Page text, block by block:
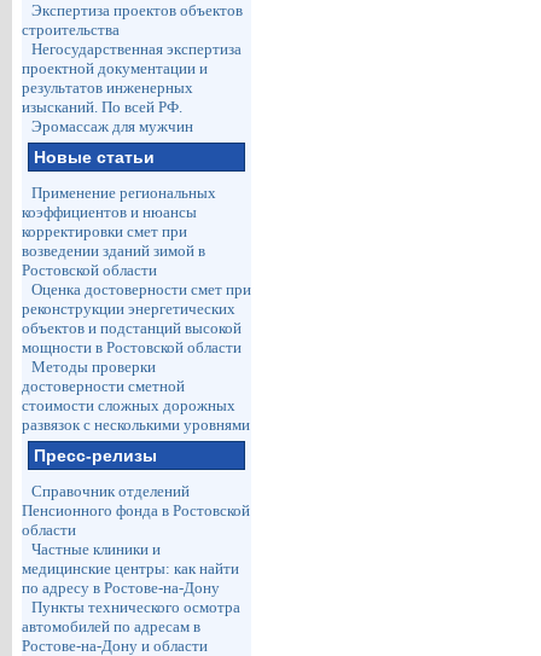
Экспертиза проектов объектов
строительства
Негосударственная экспертиза
проектной документации и
результатов инженерных
изысканий. По всей РФ.
Эромассаж для мужчин
Новые статьи
Применение региональных
коэффициентов и нюансы
корректировки смет при
возведении зданий зимой в
Ростовской области
Оценка достоверности смет при
реконструкции энергетических
объектов и подстанций высокой
мощности в Ростовской области
Методы проверки
достоверности сметной
стоимости сложных дорожных
развязок с несколькими уровнями
Пресс-релизы
Справочник отделений
Пенсионного фонда в Ростовской
области
Частные клиники и
медицинские центры: как найти
по адресу в Ростове-на-Дону
Пункты технического осмотра
автомобилей по адресам в
Ростове-на-Дону и области